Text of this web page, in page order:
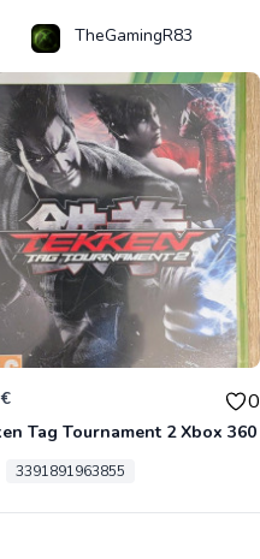
TheGamingR83
0
Tag Tournament 2 Xbox 360
3391891963855